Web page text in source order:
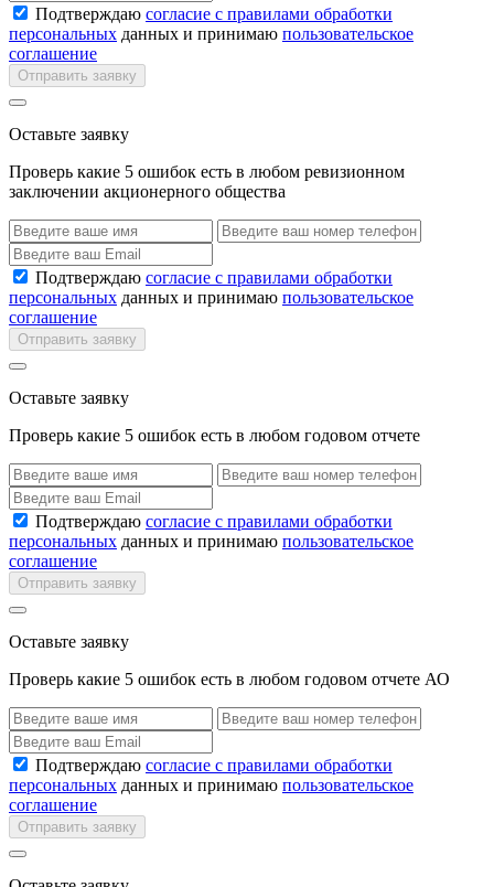
Подтверждаю согласие с правилами обработки
персональных данных и принимаю пользовательское
соглашение
Отправить заявку
Оставьте заявку
Проверь какие 5 ошибок есть в любом ревизионном
заключении акционерного общества
Подтверждаю согласие с правилами обработки
персональных данных и принимаю пользовательское
соглашение
Отправить заявку
Оставьте заявку
Проверь какие 5 ошибок есть в любом годовом отчете
Подтверждаю согласие с правилами обработки
персональных данных и принимаю пользовательское
соглашение
Отправить заявку
Оставьте заявку
Проверь какие 5 ошибок есть в любом годовом отчете АО
Подтверждаю согласие с правилами обработки
персональных данных и принимаю пользовательское
соглашение
Отправить заявку